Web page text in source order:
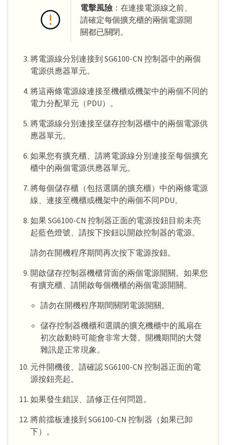
電擊風險：在連接電源線之前、
請確定每個擴充櫃的兩個電源開
關都已關閉。
將電源線分別連接到 SG6100-CN 控制器中的兩個
電源供應器單元。
將這兩條電源線連接至機櫃或機架中的兩個不同的
電力分配單元（PDU）。
將電源線分別連接至儲存控制器櫃中的兩個電源供
應器單元。
如果您有擴充櫃、請將電源線分別連接至每個擴充
櫃中的兩個電源供應器單元。
將每個儲存櫃（包括選購的擴充櫃）中的兩條電源
線、連接至機櫃或機架中的兩個不同PDU。
如果 SG6100-CN 控制器正面的電源按鈕目前未亮
起藍色燈號、請按下按鈕以開啟控制器的電源。
請勿在開機程序期間再次按下電源按鈕。
開啟儲存控制器機櫃背面的兩個電源開關。如果您
有擴充櫃、請開啟每個機櫃的兩個電源開關。
請勿在開機程序期間關閉電源開關。
儲存控制器機櫃和選購的擴充機櫃中的風扇在
初次啟動時可能會非常大聲。開機期間的大聲
雜訊是正常現象。
元件開機後、請確認 SG6100-CN 控制器正面的電
源按鈕亮起。
如果發生錯誤、請修正任何問題。
將前擋板連接到 SG6100-CN 控制器（如果已卸
下）。